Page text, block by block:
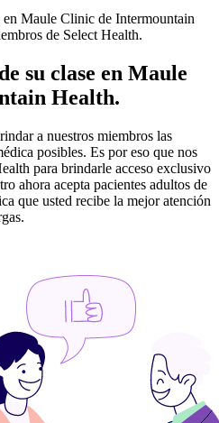
en Maule Clinic de Intermountain
de Select Health.
su clase en Maule
Health.
a nuestros miembros las
posibles. Es por eso que nos
para brindarle acceso exclusivo
ahora acepta pacientes adultos de
que usted recibe la mejor atención